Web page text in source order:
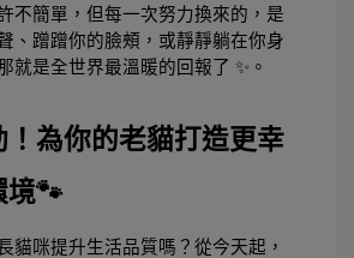
不簡單，但每一次努力換來的，是
、蹭蹭你的臉頰，或靜靜躺在你身
就是全世界最溫暖的回報了 ✨。
！為你的老貓打造更幸
境🐾
貓咪提升生活品質嗎？從今天起，